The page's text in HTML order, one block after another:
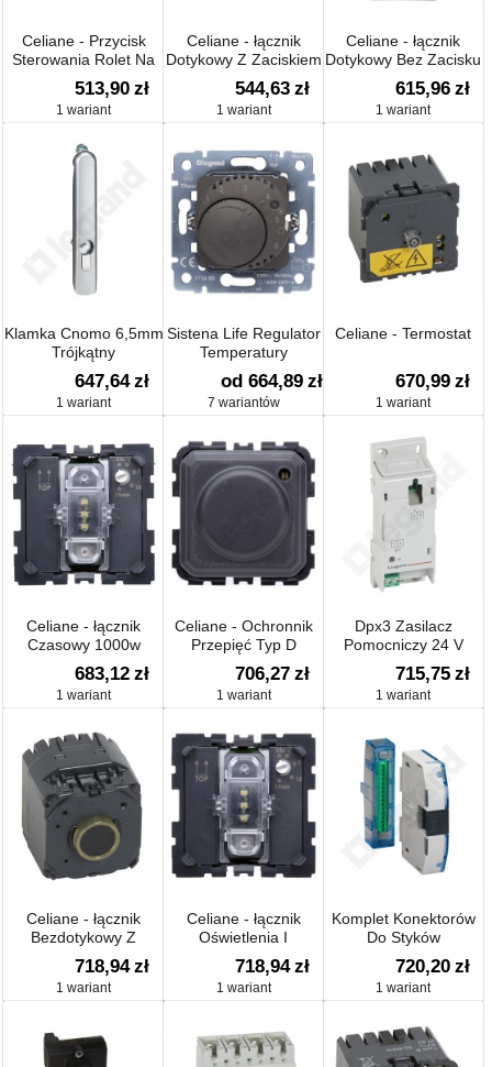
Celiane - Przycisk
Sterowania Rolet Na
Klucz
513,90 zł
1 wariant
Celiane - łącznik
Dotykowy Z Zaciskiem
N 1000w
544,63 zł
1 wariant
Celiane - łącznik
Dotykowy Bez Zacisku
N 40-400w
615,96 zł
1 wariant
Klamka Cnomo 6,5mm
Trójkątny
647,64 zł
1 wariant
Sistena Life Regulator
Temperatury
od 664,89 zł
7 wariantów
Celiane - Termostat
670,99 zł
1 wariant
Celiane - łącznik
Czasowy 1000w
683,12 zł
1 wariant
Celiane - Ochronnik
Przepięć Typ D
706,27 zł
1 wariant
Dpx3 Zasilacz
Pomocniczy 24 V
Ac/dc
715,75 zł
1 wariant
Celiane - łącznik
Bezdotykowy Z
Zaciskiem N 1000w
718,94 zł
1 wariant
Celiane - łącznik
Oświetlenia I
Wentylacji Z
Opóżnieniem
Czasowym 250w
718,94 zł
1 wariant
Komplet Konektorów
Do Styków
Pomocniczych Dpx3
720,20 zł
1 wariant